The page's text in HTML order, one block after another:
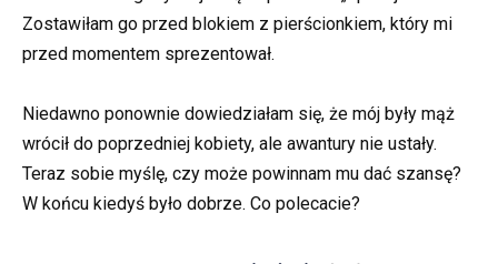
Zostawiłam go przed blokiem z pierścionkiem, który mi
przed momentem sprezentował.
Niedawno ponownie dowiedziałam się, że mój były mąż
wrócił do poprzedniej kobiety, ale awantury nie ustały.
Teraz sobie myślę, czy może powinnam mu dać szansę?
W końcu kiedyś było dobrze. Co polecacie?